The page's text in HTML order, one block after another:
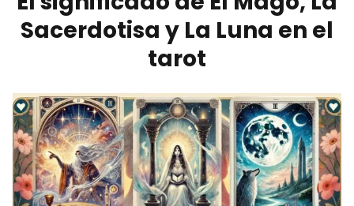
Sacerdotisa y La Luna en el
tarot